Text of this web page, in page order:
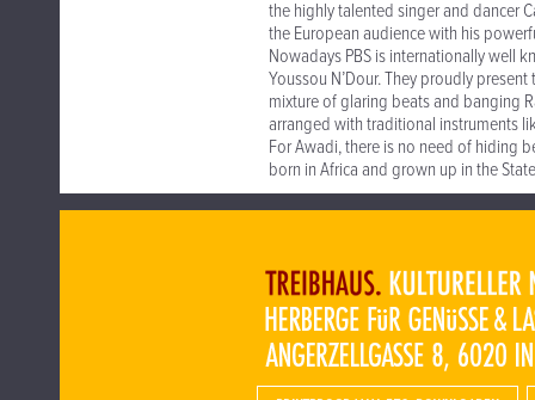
the highly talented singer and dancer
the European audience with his
Nowadays PBS is internationally well
Youssou N’Dour. They proudly
mixture of glaring beats and banging
arranged with traditional instruments
For Awadi, there is no need of hiding
born in Africa and grown up in the